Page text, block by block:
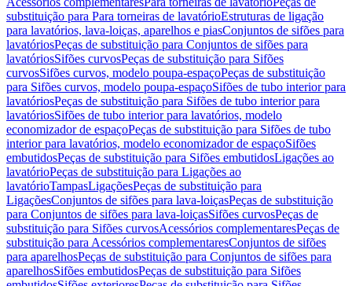
substituição para Para torneiras de lavatórioEstruturas de ligação
para lavatórios, lava-loiças, aparelhos e piasConjuntos de sifões para
lavatóriosPeças de substituição para Conjuntos de sifões para
lavatóriosSifões curvosPeças de substituição para Sifões
curvosSifões curvos, modelo poupa-espaçoPeças de substituição
para Sifões curvos, modelo poupa-espaçoSifões de tubo interior para
lavatóriosPeças de substituição para Sifões de tubo interior para
lavatóriosSifões de tubo interior para lavatórios, modelo
economizador de espaçoPeças de substituição para Sifões de tubo
interior para lavatórios, modelo economizador de espaçoSifões
embutidosPeças de substituição para Sifões embutidosLigações ao
lavatórioPeças de substituição para Ligações ao
lavatórioTampasLigaçõesPeças de substituição para
LigaçõesConjuntos de sifões para lava-loiçasPeças de substituição
para Conjuntos de sifões para lava-loiçasSifões curvosPeças de
substituição para Sifões curvosAcessórios complementaresPeças de
substituição para Acessórios complementaresConjuntos de sifões
para aparelhosPeças de substituição para Conjuntos de sifões para
aparelhosSifões embutidosPeças de substituição para Sifões